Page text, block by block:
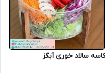
کاسه سالاد خوری آبگز